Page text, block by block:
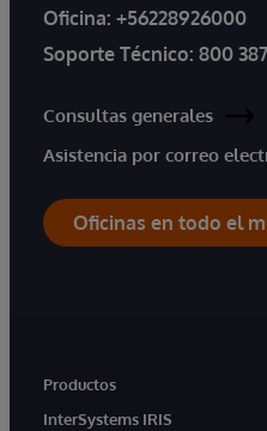
Oficina: +56228926000
Soporte Técnico: 800
Consultas generales
Asistencia por correo
Oficinas en todo el
Productos
InterSystems IRIS